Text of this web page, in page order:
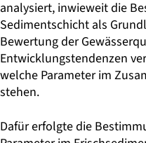
analysiert, inwieweit die
Sedimentschicht als
Bewertung der
Entwicklungstendenzen
welche Parameter im
stehen.
Dafür erfolgte die